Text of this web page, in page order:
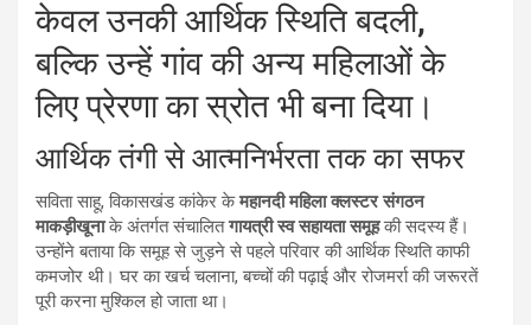
केवल उनकी आर्थिक स्थिति बदली,
बल्कि उन्हें गांव की अन्य महिलाओं के
लिए प्रेरणा का स्रोत भी बना दिया।
आर्थिक तंगी से आत्मनिर्भरता तक का सफर
सविता साहू, विकासखंड कांकेर केमहानदी महिला क्लस्टर संगठन
माकड़ीखूनाके अंतर्गत संचालितगायत्री स्व सहायता समूहकी सदस्य हैं।
उन्होंने बताया कि समूह से जुड़ने से पहले परिवार की आर्थिक स्थिति काफी
कमजोर थी। घर का खर्च चलाना, बच्चों की पढ़ाई और रोजमर्रा की जरूरतें
पूरी करना मुश्किल हो जाता था।